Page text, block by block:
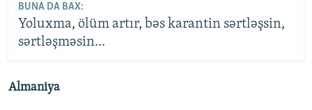
BUNA DA BAX:
Yoluxma, ölüm artır, bəs karantin sərtləşsin,
sərtləşməsin...
Almaniya